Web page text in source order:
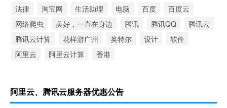
法律
淘宝网 生活助理 电脑 百度
百度云
网络爬虫
美好，一直在身边 腾讯 腾讯QQ
腾讯云
腾讯云计算
花样游广州 英特尔 设计
软件
阿里云
阿里云计算 香港
阿里云、腾讯云服务器优惠公告